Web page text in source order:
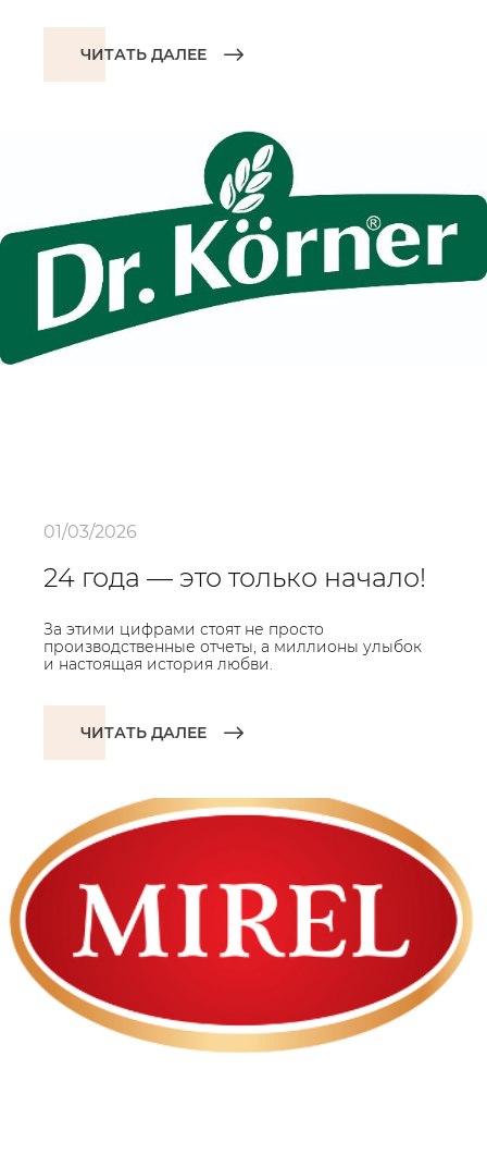
ЧИТАТЬ ДАЛЕЕ
01/03/2026
24 года — это только начало!
За этими цифрами стоят не просто
производственные отчеты, а миллионы улыбок
и настоящая история любви.
ЧИТАТЬ ДАЛЕЕ